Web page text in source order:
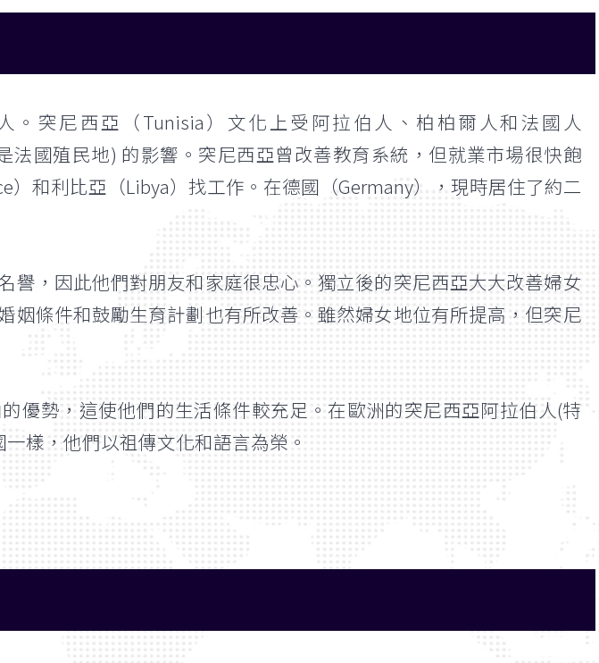
。突尼西亞（Tunisia）文化上受阿拉伯人、柏柏爾人和法國人
法國殖民地) 的影響。突尼西亞曾改善教育系統，但就業市場很快飽
）和利比亞（Libya）找工作。在德國（Germany），現時居住了約二
譽，因此他們對朋友和家庭很忠心。獨立後的突尼西亞大大改善婦女
姻條件和鼓勵生育計劃也有所改善。雖然婦女地位有所提高，但突尼
優勢，這使他們的生活條件較充足。在歐洲的突尼西亞阿拉伯人(特
樣，他們以祖傳文化和語言為榮。